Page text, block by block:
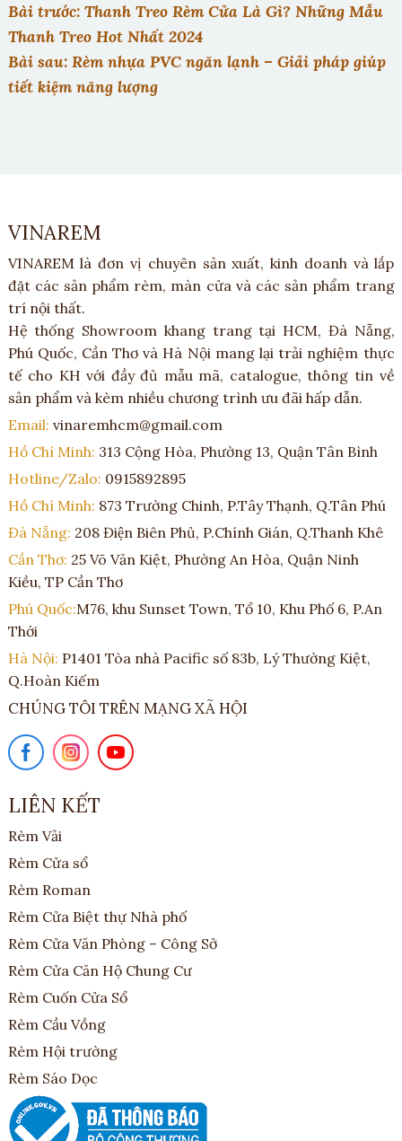
Bài trước: Thanh Treo Rèm Cửa Là Gì? Những Mẫu
Thanh Treo Hot Nhất 2024
Bài sau: Rèm nhựa PVC ngăn lạnh – Giải pháp giúp
tiết kiệm năng lượng
VINAREM
VINAREM là đơn vị chuyên sản xuất, kinh doanh và lắp
đặt các sản phẩm rèm, màn cửa và các sản phẩm trang
trí nội thất.
Hệ thống Showroom khang trang tại HCM, Đà Nẵng,
Phú Quốc, Cần Thơ và Hà Nội mang lại trải nghiệm thực
tế cho KH với đầy đủ mẫu mã, catalogue, thông tin về
sản phẩm và kèm nhiều chương trình ưu đãi hấp dẫn.
Email: vinaremhcm@gmail.com
Hồ Chí Minh: 313 Cộng Hòa, Phường 13, Quận Tân Bình
Hotline/Zalo: 0915892895
Hồ Chí Minh: 873 Trường Chinh, P.Tây Thạnh, Q.Tân Phú
Đà Nẵng: 208 Điện Biên Phủ, P.Chính Gián, Q.Thanh Khê
Cần Thơ: 25 Võ Văn Kiệt, Phường An Hòa, Quận Ninh
Kiều, TP Cần Thơ
Phú Quốc:M76, khu Sunset Town, Tổ 10, Khu Phố 6, P.An
Thới
Hà Nội: P1401 Tòa nhà Pacific số 83b, Lý Thường Kiệt,
Q.Hoàn Kiếm
CHÚNG TÔI TRÊN MẠNG XÃ HỘI
LIÊN KẾT
Rèm Vải
Rèm Cửa sổ
Rèm Roman
Rèm Cửa Biệt thự Nhà phố
Rèm Cửa Văn Phòng – Công Sở
Rèm Cửa Căn Hộ Chung Cư
Rèm Cuốn Cửa Sổ
Rèm Cầu Vồng
Rèm Hội trường
Rèm Sáo Dọc